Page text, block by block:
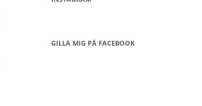
GILLA MIG PÅ FACEBOOK